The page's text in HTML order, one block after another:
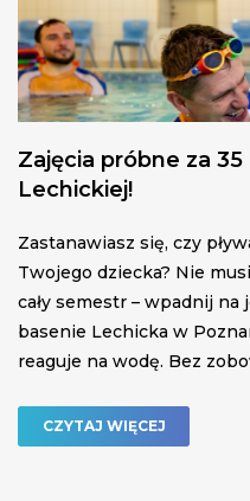
Zajęcia próbne za
Lechickiej!
Zastanawiasz się, czy
Twojego dziecka? Nie
cały semestr – wpadnij
basenie Lechicka w
reaguje na wodę. Bez
CZYTAJ WIĘCEJ